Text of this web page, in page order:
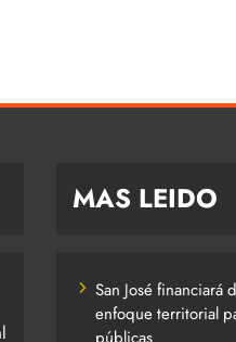
MAS LEIDO
San José financiará
enfoque territorial